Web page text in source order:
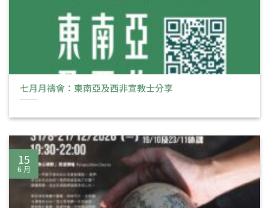
七月月禱會：東南亞及西非宣教士分享
15
6 月